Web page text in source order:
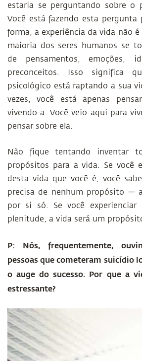
estaria se perguntando sobre o
Você está fazendo esta pergunta
forma, a experiência da vida não
maioria dos seres humanos se
de pensamentos, emoções,
preconceitos. Isso significa
psicológico está raptando a sua
vezes, você está apenas
vivendo-a. Você veio aqui para
pensar sobre ela.
Não fique tentando inventar
propósitos para a vida. Se você
desta vida que você é, você
precisa de nenhum propósito —
por si só. Se você experienciar
plenitude, a vida será um
P: Nós, frequentemente,
pessoas que cometeram suicídio
o auge do sucesso. Por que a
estressante?